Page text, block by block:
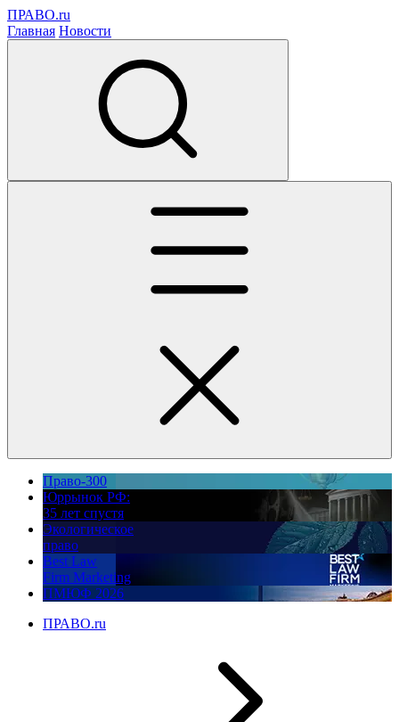
ПРАВО.ru
Главная Новости
Право-300
Юррынок РФ:
35 лет спустя
Экологическое
право
Best Law
Firm Marketing
ПМЮФ 2026
ПРАВО.ru